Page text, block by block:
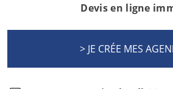
Devis en ligne